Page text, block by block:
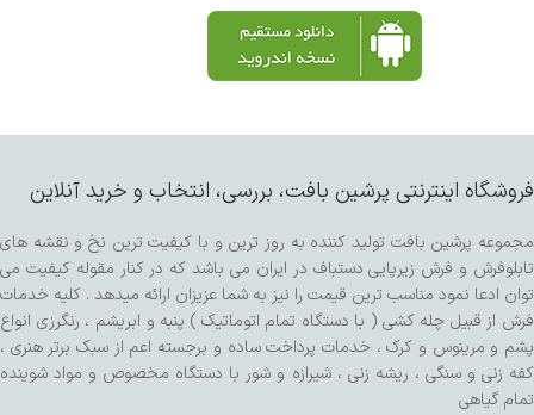
فروشگاه اینترنتی پرشین بافت، بررسی، انتخاب و خرید آنلاین
مجموعه پرشین بافت تولید کننده به روز ترین و با کیفیت ترین نخ و نقشه های
تابلوفرش و فرش زیرپایی دستباف در ایران می باشد که در کنار مقوله کیفیت می
توان ادعا نمود مناسب ترین قیمت را نیز به شما عزیزان ارائه میدهد . کلیه خدمات
فرش از قبیل چله کشی ( با دستگاه تمام اتوماتیک ) پنبه و ابریشم ، رنگرزی انواع
پشم و مرینوس و کرک ، خدمات پرداخت ساده و برجسته اعم از سبک برتر هنری ،
کفه زنی و سنگی ، ریشه زنی ، شیرازه و شور با دستگاه مخصوص و مواد شوینده
تمام گیاهی